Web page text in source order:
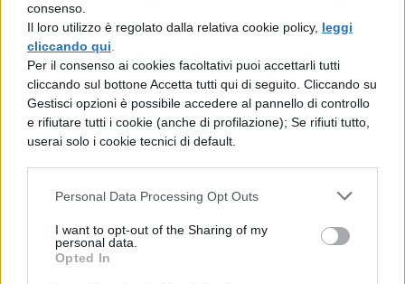
consenso.
Il loro utilizzo è regolato dalla relativa cookie policy, leggi
cliccando qui
Per il consenso ai cookies facoltativi puoi accettarli tutti
cliccando sul bottone Accetta tutti qui di seguito. Cliccando su
Gestisci opzioni è possibile accedere al pannello di controllo
e rifiutare tutti i cookie (anche di profilazione); Se rifiuti tutto,
userai solo i cookie tecnici di default.
Personal Data Processing Opt Outs
I want to opt-out of the Sharing of my
personal data.
Opted In
assicurativo, fintech e salute".